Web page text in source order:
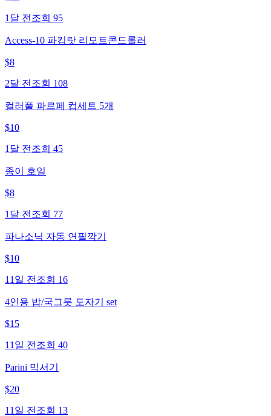
1달 전 조회 95
Access-10 파킹랏 리모트콘드롤러
$8
2달 전 조회 108
컬러풀 파르페 컵세트 5개
$10
1달 전 조회 45
종이 호일
$8
1달 전 조회 77
파나소닉 자동 연필깍기
$10
11일 전 조회 16
4인용 밥/국그릇 도자기 set
$15
11일 전 조회 40
Parini 믹서기
$20
11일 전 조회 13